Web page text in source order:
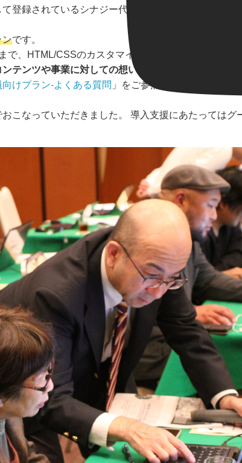
登録されているシナジー代表の佐々木さまにおこな
ンです。
、HTML/CSSのカスタマイズができないなどの制限
テンツや事業に対しての想いなどが評価対象となる
けプラン-よくある質問 」をご参照ください。
こなっていただきました。 導入支援にあたっては